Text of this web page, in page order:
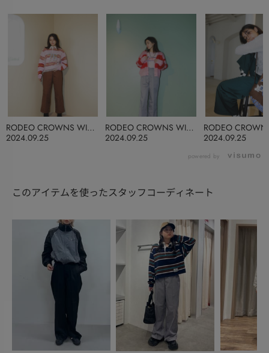
2024.09.25
RODEO CROWNS WIDE
BOWL
2024.09.25
RODEO CROWNS WIDE
BOWL
2024.09.25
RODEO
BOWL
powered by
このアイテムを使ったスタッフコーディネート